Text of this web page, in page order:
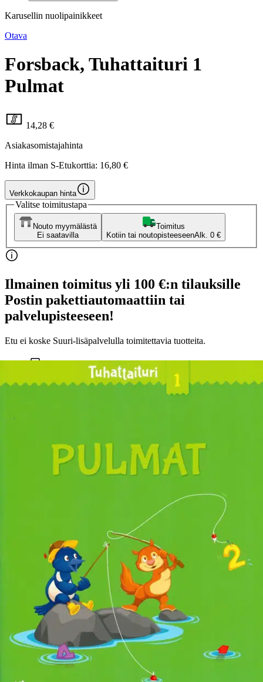
Karusellin nuolipainikkeet
Otava
Forsback, Tuhattaituri 1
Pulmat
14,28 €
Asiakasomistajahinta
Hinta ilman S-Etukorttia: 16,80 €
Verkkokaupan hinta
Valitse toimitustapa
Nouto myymälästä
Ei saatavilla
Toimitus
Kotiin tai noutopisteeseenAlk. 0 €
Ilmainen toimitus yli 100 €:n tilauksille
Postin pakettiautomaattiin tai
palvelupisteeseen!
Etu ei koske Suuri‑lisäpalvelulla toimitettavia tuotteita.
Tarkista myymäläsaatavuus
Ei saatavilla
Tuhattaituri 1 Pulmat tuo taitaville oppilaille haastetta ja hauskaa
tekemistä! Nelivärisen pulmavihkosen tehtäviä voi tehdä
haluamassaan järjestyksessä. Tuhattaituri 1 Pulmat vastaukset on
ostettavissa erikseen pdf-tiedostona.
Ominaisuudet
Oletko tyytyväinen tuotetietoihin?